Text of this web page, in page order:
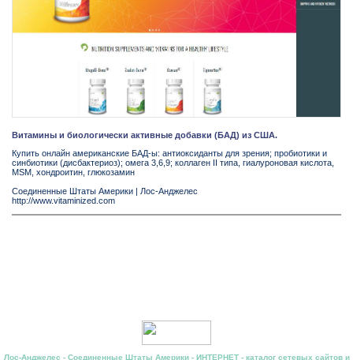
Витамины и биологически активные добавки (БАД) из США.
Купить онлайн американские БАД-ы: антиоксиданты для зрения; пробиотики и
синбиотики (дисбактериоз); омега 3,6,9; коллаген II типа, гиалуроновая кислота,
MSM, хондроитин, глюкозамин
Соединенные Штаты Америки
Лос-Анджелес
http://www.vitaminized.com
Лос-Анджелес - Соединенные Штаты Америки - ИНТЕРНЕТ - каталог сетевых сайтов и